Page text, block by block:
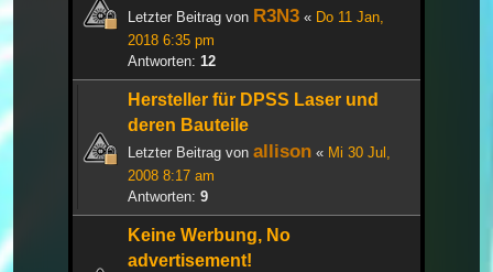
Letzter Beitrag von R3N3 « Do 11 Jan,
2018 6:35 pm
Antworten: 12
Hersteller für DPSS Laser und
deren Bauteile
Letzter Beitrag von allison « Mi 30 Jul,
2008 8:17 am
Antworten: 9
Keine Werbung, No
advertisement!